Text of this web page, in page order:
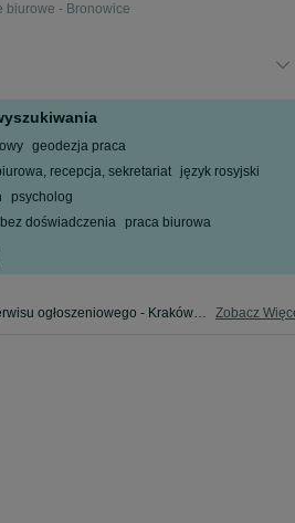
biurowe - Bronowice
geodezja praca
recepcja, sekretariat
język rosyjski
psycholog
doświadczenia
praca biurowa
Skorzystaj z największego serwisu ogłoszeniowego - Kraków i okolice! - kupuj lub sprzedawaj jeszcze wygodniej w kategorii Administracja, prace biurowe! Zobacz